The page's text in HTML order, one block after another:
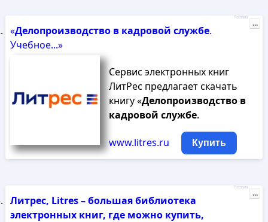
«Делопроизводство в кадровой службе.
Учебное...»
Сервис электронных книг
ЛитРес предлагает скачать
книгу «Делопроизводство в
кадровой службе.
www.litres.ru Купить
Реклама
...
Литрес, Litres – большая библиотека
электронных книг, где можно купить,
Реклама
...